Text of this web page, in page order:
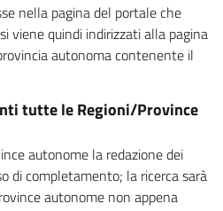
nella pagina del portale che
viene quindi indirizzati alla pagina
autonoma contenente il
tutte le Regioni/Province
autonome la redazione dei
di completamento; la ricerca sarà
autonome non appena